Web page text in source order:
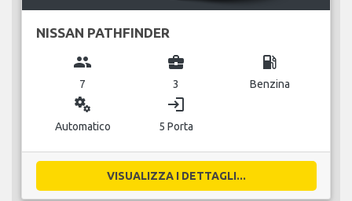
NISSAN PATHFINDER
group
7
business_center
3
local_gas_station
Benzina
miscellaneous_services
Automatico
login
5 Porta
VISUALIZZA I DETTAGLI...